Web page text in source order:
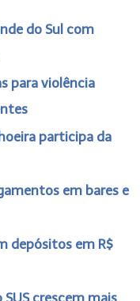
do Sul com
para violência
participa da
em bares e
depósitos em R$
crescem mais